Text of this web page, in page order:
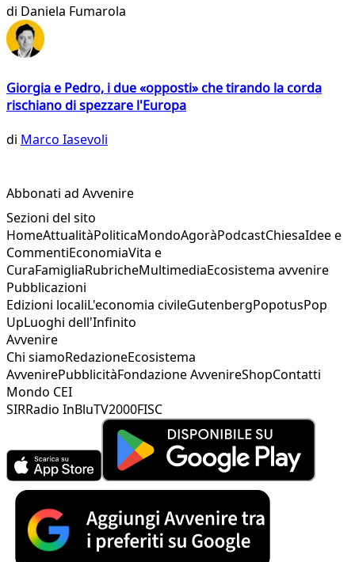
di Daniela Fumarola
Giorgia e Pedro, i due «opposti» che tirando la corda
rischiano di spezzare l'Europa
di Marco Iasevoli
Abbonati ad Avvenire
Sezioni del sito
HomeAttualitàPoliticaMondoAgoràPodcastChiesaIdee e
CommentiEconomiaVita e
CuraFamigliaRubricheMultimediaEcosistema avvenire
Pubblicazioni
Edizioni localiL'economia civileGutenbergPopotusPop
UpLuoghi dell'Infinito
Avvenire
Chi siamoRedazioneEcosistema
AvvenirePubblicitàFondazione AvvenireShopContatti
Mondo CEI
SIRRadio InBluTV2000FISC